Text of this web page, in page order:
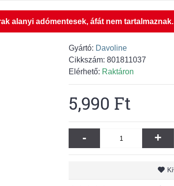
alanyi adómentesek, áfát nem tartalmaznak.
Gyártó: Davoline
Cikkszám: 801811037
Elérhető: Raktáron
5,990 Ft
- +